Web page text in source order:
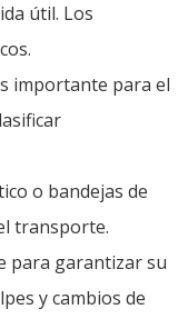
útil. Los
importante para el
o bandejas de
transporte.
para garantizar su
y cambios de